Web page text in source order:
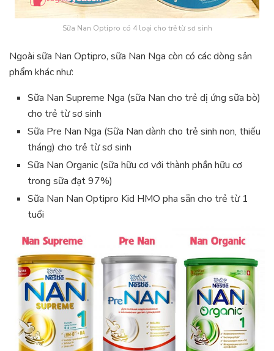
Sữa Nan Optipro có 4 loại cho trẻ từ sơ sinh
Ngoài sữa Nan Optipro, sữa Nan Nga còn có các dòng sản
phẩm khác như:
Sữa Nan Supreme Nga (sữa Nan cho trẻ dị ứng sữa bò)
cho trẻ từ sơ sinh
Sữa Pre Nan Nga (Sữa Nan dành cho trẻ sinh non, thiếu
tháng) cho trẻ từ sơ sinh
Sữa Nan Organic (sữa hữu cơ với thành phần hữu cơ
trong sữa đạt 97%)
Sữa Nan Nan Optipro Kid HMO pha sẵn cho trẻ từ 1
tuổi